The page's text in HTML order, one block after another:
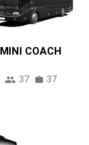
MINI COACH
37 37